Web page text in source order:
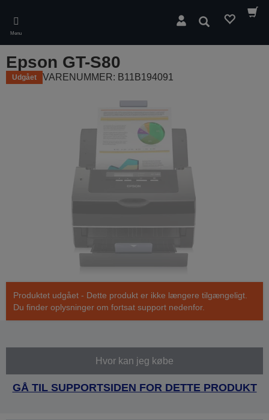
main
content
Menu
Søg
Epson GT-S80
Udgået VARENUMMER: B11B194091
Produktet udgået - Dette produkt er ikke længere tilgængeligt.
Du finder oplysninger om fortsat support nedenfor.
Hvor kan jeg købe
GÅ TIL SUPPORTSIDEN FOR DETTE PRODUKT